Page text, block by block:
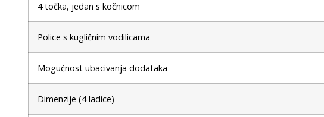
4 točka, jedan s kočnicom
Police s kugličnim vodilicama
Mogućnost ubacivanja dodataka
Dimenzije (4 ladice)